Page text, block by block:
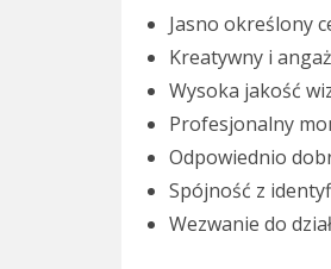
Jasno określony
Kreatywny i
Wysoka jakość
Profesjonalny
Odpowiednio
Spójność z
Wezwanie do